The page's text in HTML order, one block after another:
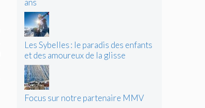
ans
Les Sybelles : le paradis des enfants
et des amoureux de la glisse
Focus sur notre partenaire MMV